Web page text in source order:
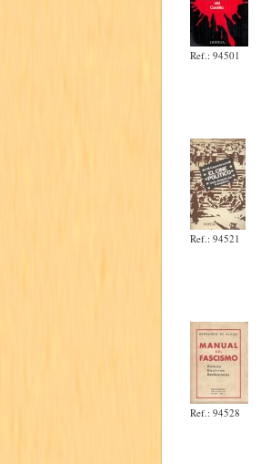
Ref.: 94501
Ref.: 94521
Ref.: 94528